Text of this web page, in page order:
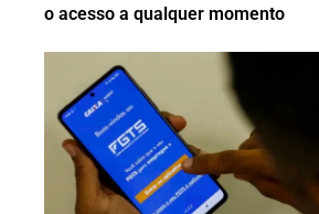
o acesso a qualquer momento